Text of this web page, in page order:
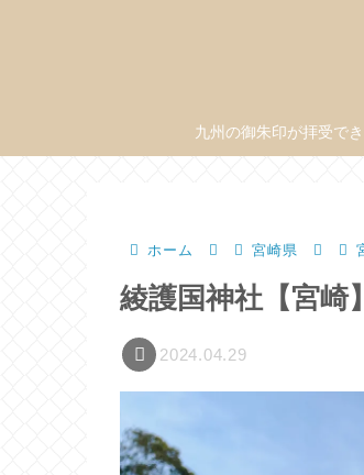
九州の御朱印が拝受で
ホーム 宮崎県
綾護国神社【宮崎
2024.04.29